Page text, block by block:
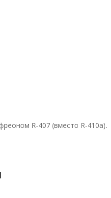
R-407 (вместо R-410a).